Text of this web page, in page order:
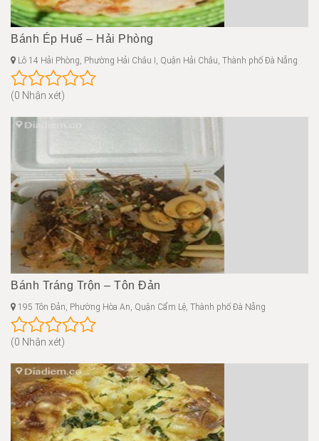
Bánh Ép Huế – Hải Phòng
Lô 14 Hải Phòng, Phường Hải Châu I, Quận Hải Châu, Thành phố Đà Nẵng
(0 Nhận xét)
Bánh Tráng Trộn – Tôn Đản
195 Tôn Đản, Phường Hòa An, Quận Cẩm Lệ, Thành phố Đà Nẵng
(0 Nhận xét)